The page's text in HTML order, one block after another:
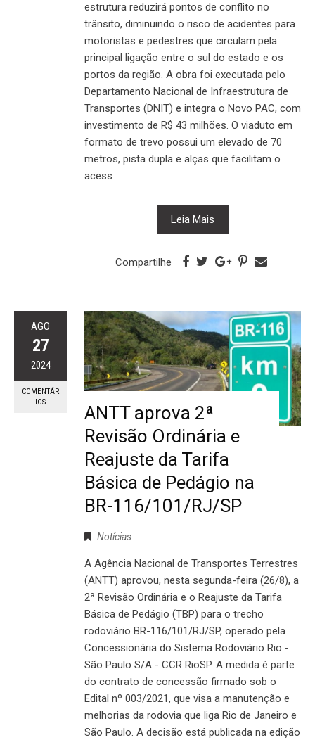
estrutura reduzirá pontos de conflito no
trânsito, diminuindo o risco de acidentes para
motoristas e pedestres que circulam pela
principal ligação entre o sul do estado e os
portos da região. A obra foi executada pelo
Departamento Nacional de Infraestrutura de
Transportes (DNIT) e integra o Novo PAC, com
investimento de R$ 43 milhões. O viaduto em
formato de trevo possui um elevado de 70
metros, pista dupla e alças que facilitam o
acess
Leia Mais
Compartilhe
AGO
27
2024
COMENTÁR
IOS
ANTT aprova 2ª
Revisão Ordinária e
Reajuste da Tarifa
Básica de Pedágio na
BR-116/101/RJ/SP
Notícias
A Agência Nacional de Transportes Terrestres
(ANTT) aprovou, nesta segunda-feira (26/8), a
2ª Revisão Ordinária e o Reajuste da Tarifa
Básica de Pedágio (TBP) para o trecho
rodoviário BR-116/101/RJ/SP, operado pela
Concessionária do Sistema Rodoviário Rio -
São Paulo S/A - CCR RioSP. A medida é parte
do contrato de concessão firmado sob o
Edital nº 003/2021, que visa a manutenção e
melhorias da rodovia que liga Rio de Janeiro e
São Paulo. A decisão está publicada na edição